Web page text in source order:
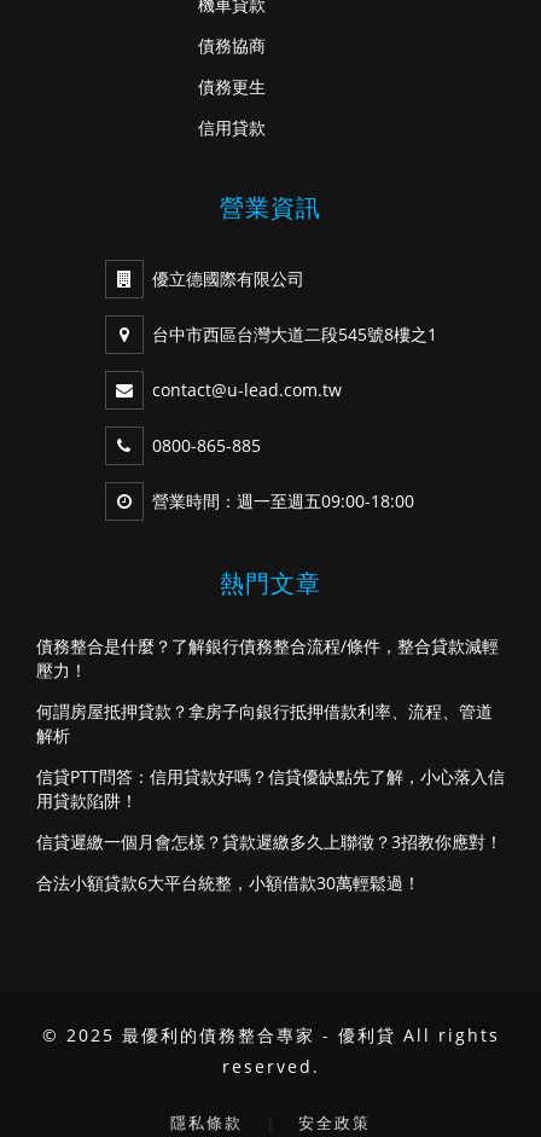
機車貸款
債務協商
債務更生
信用貸款
營業資訊
優立德國際有限公司
台中市西區台灣大道二段545號8樓之1
contact@u-lead.com.tw
0800-865-885
營業時間：週一至週五09:00-18:00
熱門文章
債務整合是什麼？了解銀行債務整合流程/條件，整合貸款減輕
壓力！
何謂房屋抵押貸款？拿房子向銀行抵押借款利率、流程、管道
解析
信貸PTT問答：信用貸款好嗎？信貸優缺點先了解，小心落入信
用貸款陷阱！
信貸遲繳一個月會怎樣？貸款遲繳多久上聯徵？3招教你應對！
合法小額貸款6大平台統整，小額借款30萬輕鬆過！
© 2025 最優利的債務整合專家 - 優利貸 All rights
reserved.
隱私條款 安全政策